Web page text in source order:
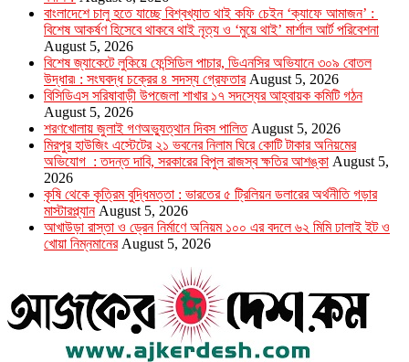
​​বাংলাদেশে চালু হতে যাচ্ছে বিশ্বখ্যাত থাই কফি চেইন ‘ক্যাফে আমাজন’ :
বিশেষ আকর্ষণ হিসেবে থাকবে থাই নৃত্য ও ‘মুয়ে থাই’ মার্শাল আর্ট পরিবেশনা
August 5, 2026
বিশেষ জ্যাকেটে লুকিয়ে ফেন্সিডিল পাচার, ডিএনসির অভিযানে ৩০৯ বোতল
উদ্ধার৷ : সংঘবদ্ধ চক্রের ৪ সদস্য গ্রেফতার August 5, 2026
বিসিডিএস সরিষাবাড়ী উপজেলা শাখার ১৭ সদস্যের আহ্বায়ক কমিটি গঠন
August 5, 2026
শরণখোলায় জুলাই গণঅভ্যুত্থান দিবস পালিত August 5, 2026
মিরপুর হাউজিং এস্টেটের ২১ ভবনের নিলাম ঘিরে কোটি টাকার অনিয়মের
অভিযোগ : তদন্ত দাবি, সরকারের বিপুল রাজস্ব ক্ষতির আশঙ্কা August 5,
2026
কৃষি থেকে কৃত্রিম বুদ্ধিমত্তা : ভারতের ৫ ট্রিলিয়ন ডলারের অর্থনীতি গড়ার
মাস্টারপ্ল্যান August 5, 2026
আখাউড়া রাস্তা ও ড্রেন নির্মাণে অনিয়ম ১০০ এর বদলে ৬২ মিমি ঢালাই ইট ও
খোয়া নিম্নমানের August 5, 2026